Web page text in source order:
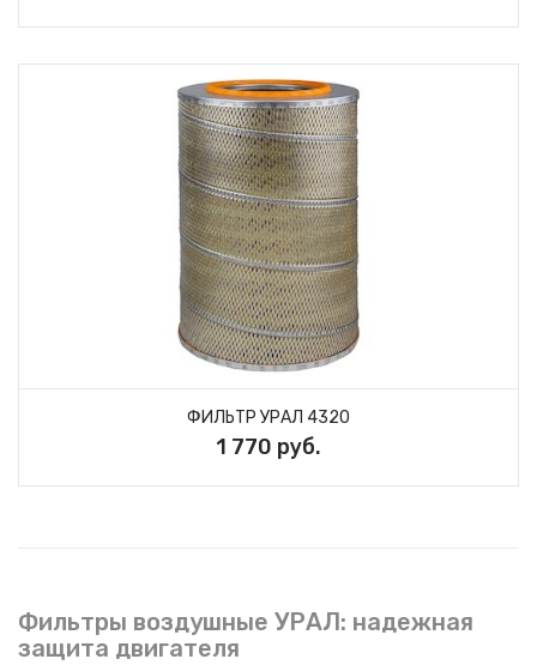
ФИЛЬТР УРАЛ 4320
1 770 руб.
Фильтры воздушные УРАЛ: надежная
защита двигателя